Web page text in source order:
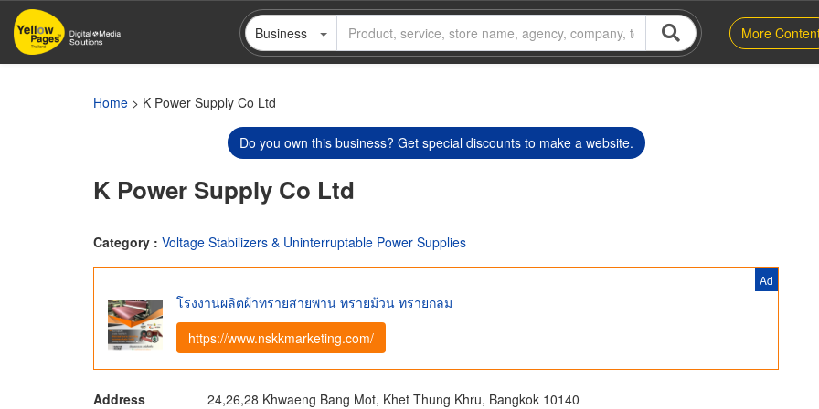
Skip
main
Business More
Home > K Power Supply Co Ltd
Do you own this business? Get special discounts to make a website.
K Power Supply Co Ltd
Category : Voltage Stabilizers & Uninterruptable Power Supplies
Ad
โรงงานผลิตผ้าทรายสายพาน ทรายม้วน ทรายกลม
https://www.nskkmarketing.com/
Address 24,26,28 Khwaeng Bang Mot, Khet Thung Khru, Bangkok 10140